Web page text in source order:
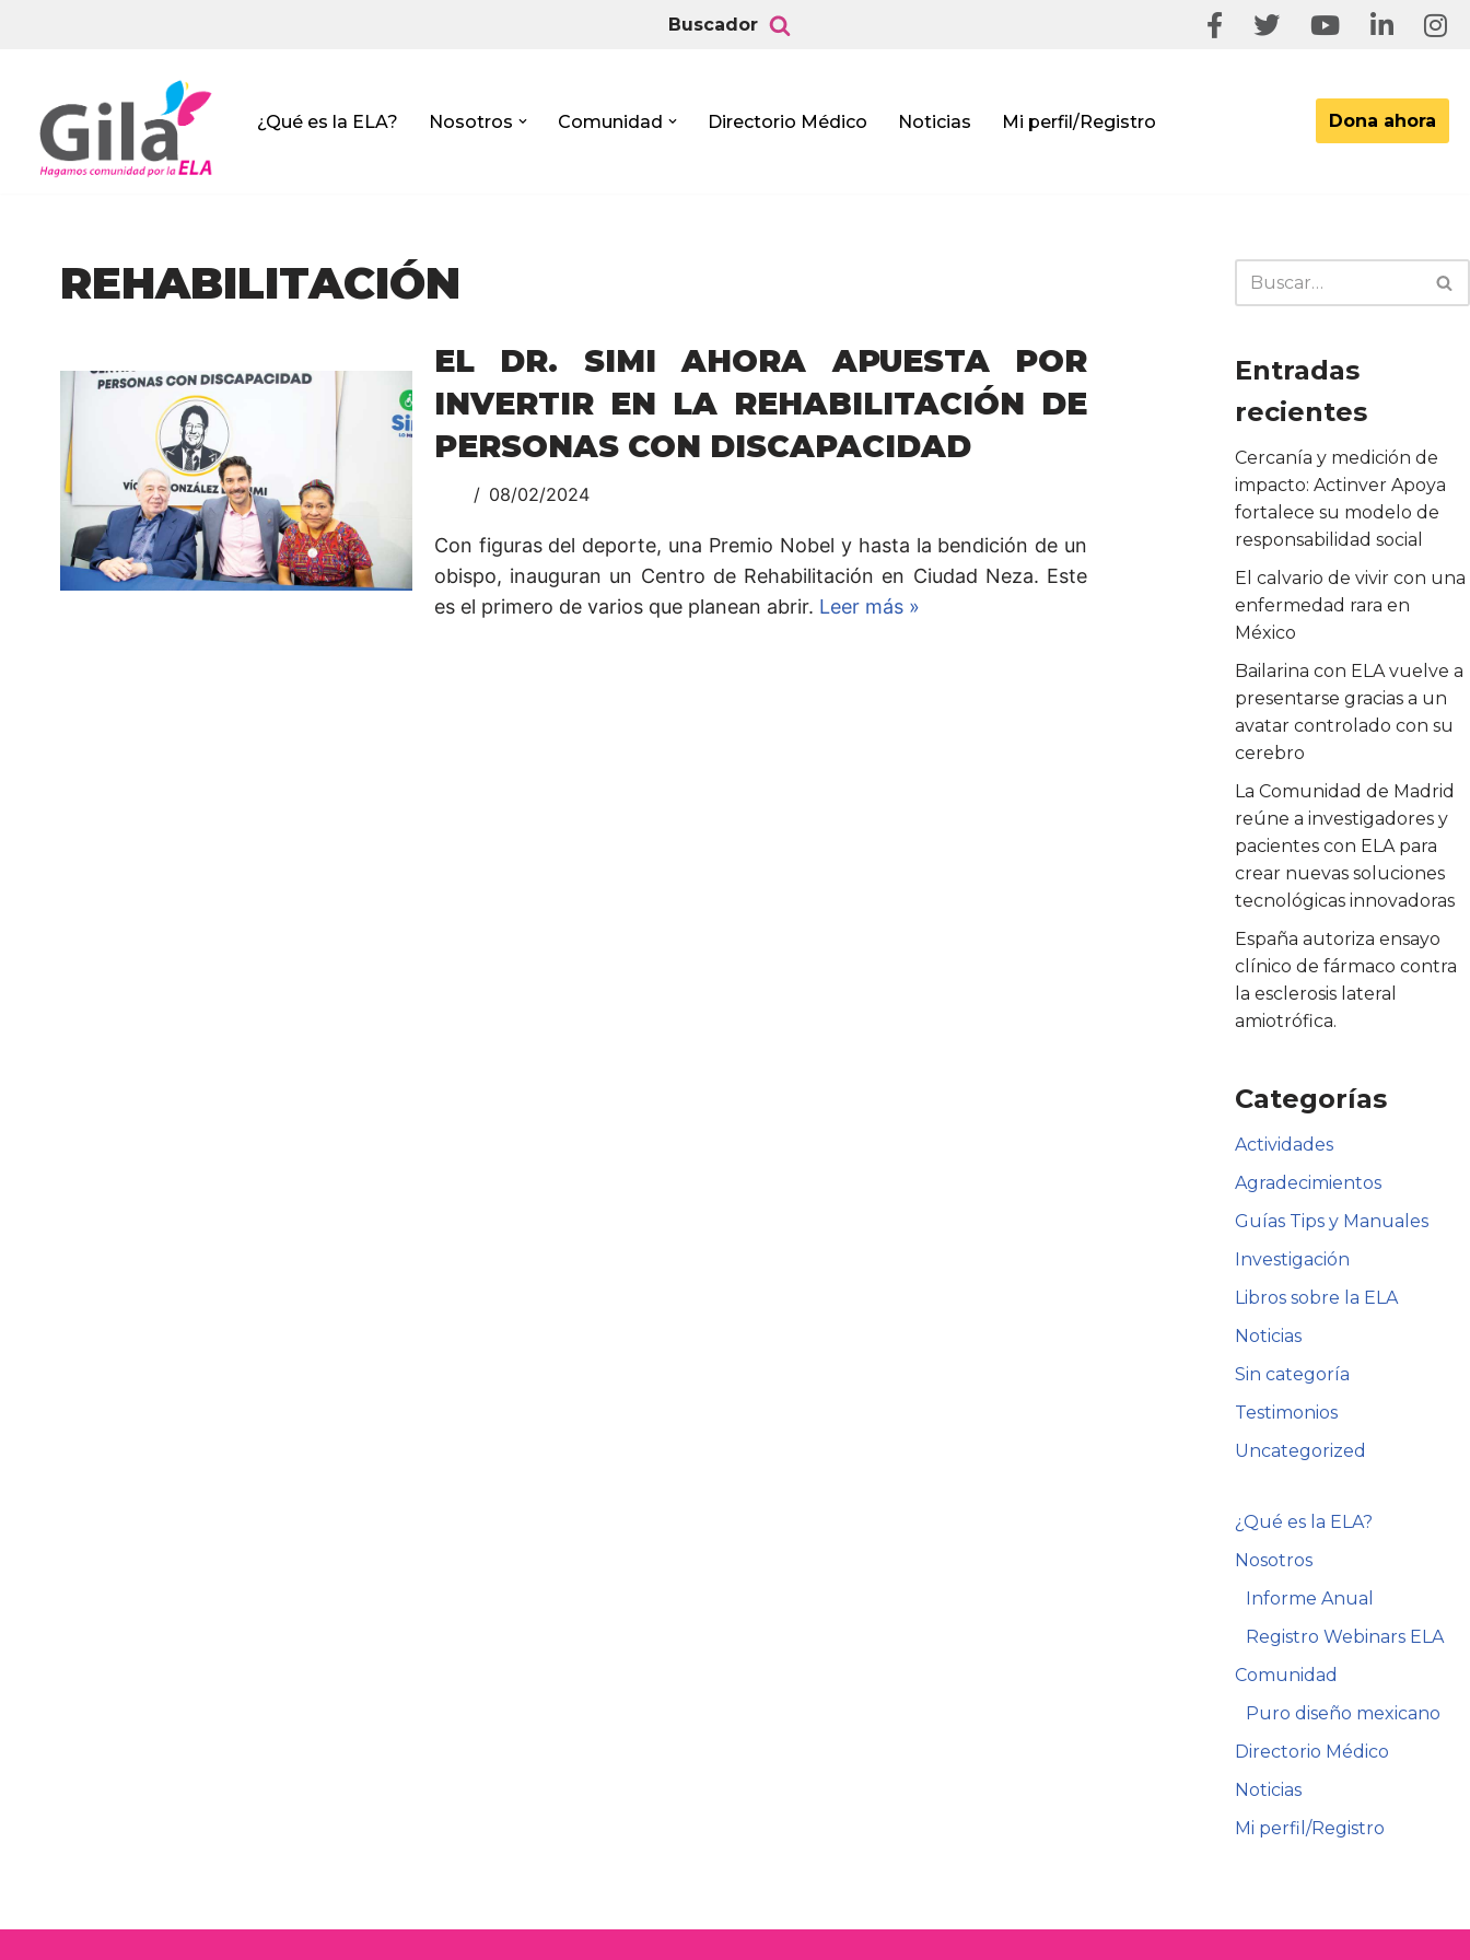
contenido
Buscador
¿Qué es la ELA? Nosotros Comunidad Directorio Médico Noticias Mi perfil/Registro Dona ahora
REHABILITACIÓN
EL DR. SIMI AHORA APUESTA POR
INVERTIR EN LA REHABILITACIÓN DE
PERSONAS CON DISCAPACIDAD
08/02/2024
Con figuras del deporte, una Premio Nobel y hasta la bendición de un
obispo, inauguran un Centro de Rehabilitación en Ciudad Neza. Este
es el primero de varios que planean abrir. Leer más »
Entradas
recientes
Cercanía y medición de
impacto: Actinver Apoya
fortalece su modelo de
responsabilidad social
El calvario de vivir con una
enfermedad rara en
México
Bailarina con ELA vuelve a
presentarse gracias a un
avatar controlado con su
cerebro
La Comunidad de Madrid
reúne a investigadores y
pacientes con ELA para
crear nuevas soluciones
tecnológicas innovadoras
España autoriza ensayo
clínico de fármaco contra
la esclerosis lateral
amiotrófica.
Categorías
Actividades
Agradecimientos
Guías Tips y Manuales
Investigación
Libros sobre la ELA
Noticias
Sin categoría
Testimonios
Uncategorized
¿Qué es la ELA?
Nosotros
Informe Anual
Registro Webinars ELA
Comunidad
Puro diseño mexicano
Directorio Médico
Noticias
Mi perfil/Registro